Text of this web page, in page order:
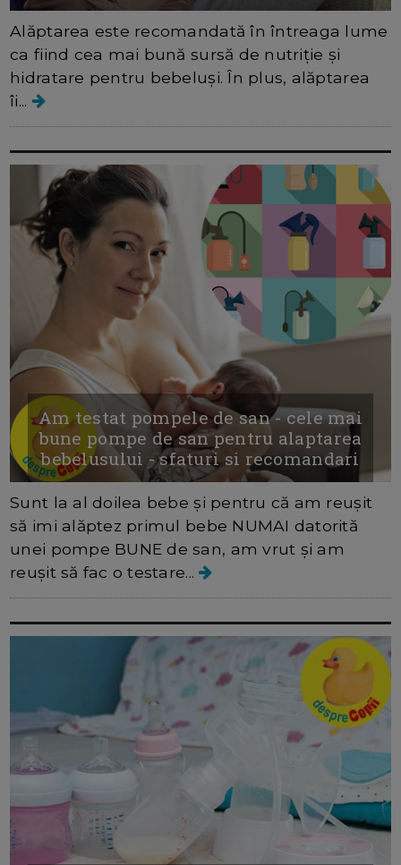
Alăptarea este recomandată în întreaga lume
ca fiind cea mai bună sursă de nutriție și
hidratare pentru bebeluși. În plus, alăptarea
îi...
Am testat pompele de san - cele mai
bune pompe de san pentru alaptarea
bebelusului - sfaturi si recomandari
Sunt la al doilea bebe și pentru că am reușit
să imi alăptez primul bebe NUMAI datorită
unei pompe BUNE de san, am vrut și am
reușit să fac o testare...